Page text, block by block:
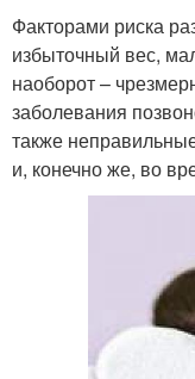
Факторами риска
избыточный вес,
наоборот –
заболевания
также
и, конечно же, во